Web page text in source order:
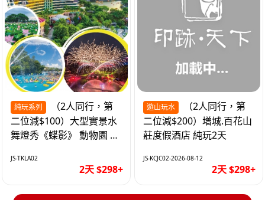
純玩系列
二位減$100）大型實景水
舞燈秀《蝶影》 動物園 水
純玩2天
JS-TKLA02
2天 $298+
遊山玩水
二位減$200）增城.百花山
莊度假酒店 純玩2天
JS-KCJC02-2026-08-12
2天 $298+